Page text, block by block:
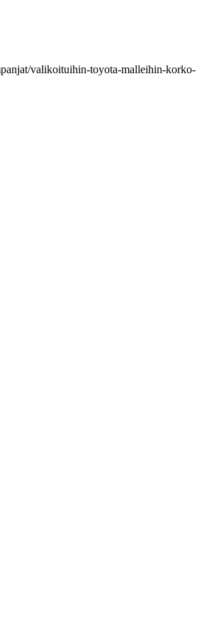
valikoituihin-toyota-malleihin-korko-